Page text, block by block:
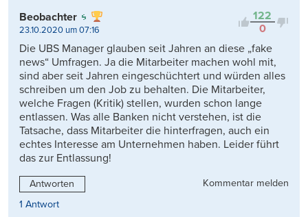
122
0
Beobachter
23.10.2020 um 07:16
Die UBS Manager glauben seit Jahren an diese „fake
news“ Umfragen. Ja die Mitarbeiter machen wohl mit,
sind aber seit Jahren eingeschüchtert und würden alles
schreiben um den Job zu behalten. Die Mitarbeiter,
welche Fragen (Kritik) stellen, wurden schon lange
entlassen. Was alle Banken nicht verstehen, ist die
Tatsache, dass Mitarbeiter die hinterfragen, auch ein
echtes Interesse am Unternehmen haben. Leider führt
das zur Entlassung!
Antworten
Kommentar melden
1 Antwort